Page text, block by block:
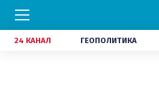
24 КАНАЛ ГЕОПОЛИТИКА